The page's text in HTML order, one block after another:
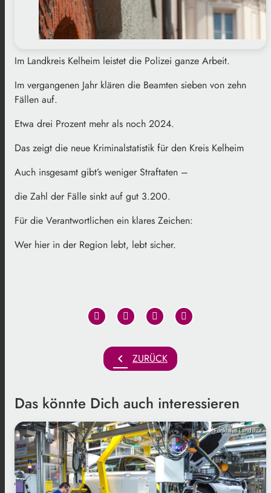
Im Landkreis Kelheim leistet die Polizei ganze Arbeit.
Im vergangenen Jahr klären die Beamten sieben von zehn
Fällen auf.
Etwa drei Prozent mehr als noch 2024.
Das zeigt die neue Kriminalstatistik für den Kreis Kelheim
Auch insgesamt gibt’s weniger Straftaten –
die Zahl der Fälle sinkt auf gut 3.200.
Für die Verantwortlichen ein klares Zeichen:
Wer hier in der Region lebt, lebt sicher.
chevron_left ZURÜCK
Das könnte Dich auch interessieren
Funkhaus Landshut